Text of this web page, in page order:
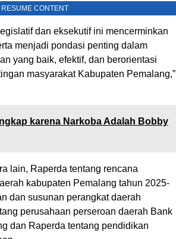
CONTENT
dan eksekutif ini mencerminkan
menjadi pondasi penting dalam
yang baik, efektif, dan berorientasi
masyarakat Kabupaten Pemalang,”
karena Narkoba Adalah Bobby
lain, Raperda tentang rencana
kabupaten Pemalang tahun 2025-
dan susunan perangkat daerah
perusahaan perseroan daerah Bank
dan Raperda tentang pendidikan